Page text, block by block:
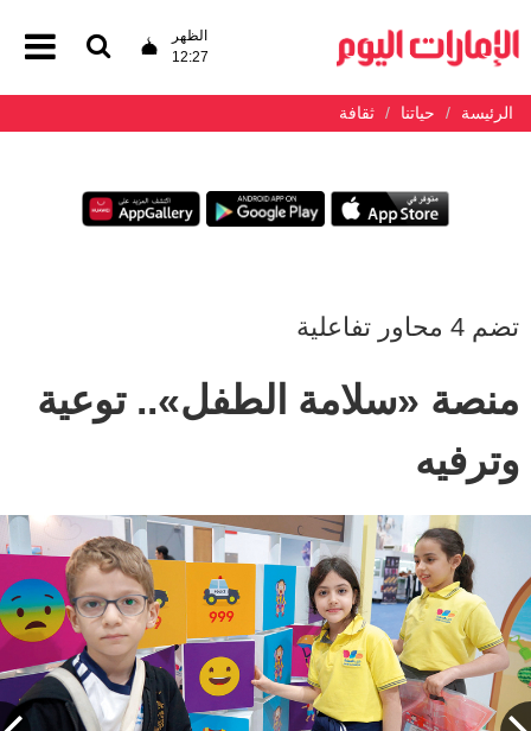
الظهر
12:27
الرئيسة حياتنا ثقافة
تضم 4 محاور تفاعلية
منصة «سلامة الطفل».. توعية
وترفيه